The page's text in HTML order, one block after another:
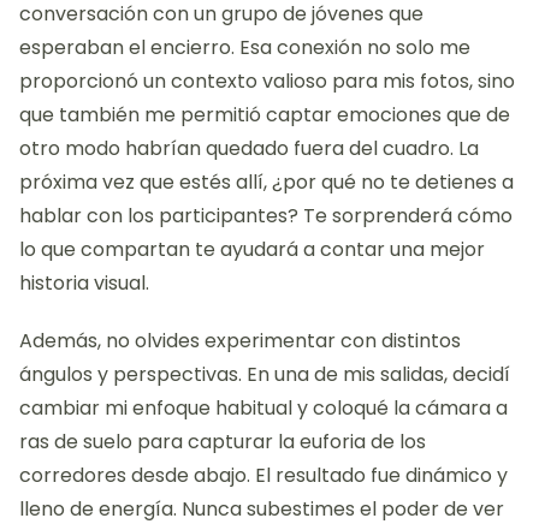
conversación con un grupo de jóvenes que
esperaban el encierro. Esa conexión no solo me
proporcionó un contexto valioso para mis fotos, sino
que también me permitió captar emociones que de
otro modo habrían quedado fuera del cuadro. La
próxima vez que estés allí, ¿por qué no te detienes a
hablar con los participantes? Te sorprenderá cómo
lo que compartan te ayudará a contar una mejor
historia visual.
Además, no olvides experimentar con distintos
ángulos y perspectivas. En una de mis salidas, decidí
cambiar mi enfoque habitual y coloqué la cámara a
ras de suelo para capturar la euforia de los
corredores desde abajo. El resultado fue dinámico y
lleno de energía. Nunca subestimes el poder de ver